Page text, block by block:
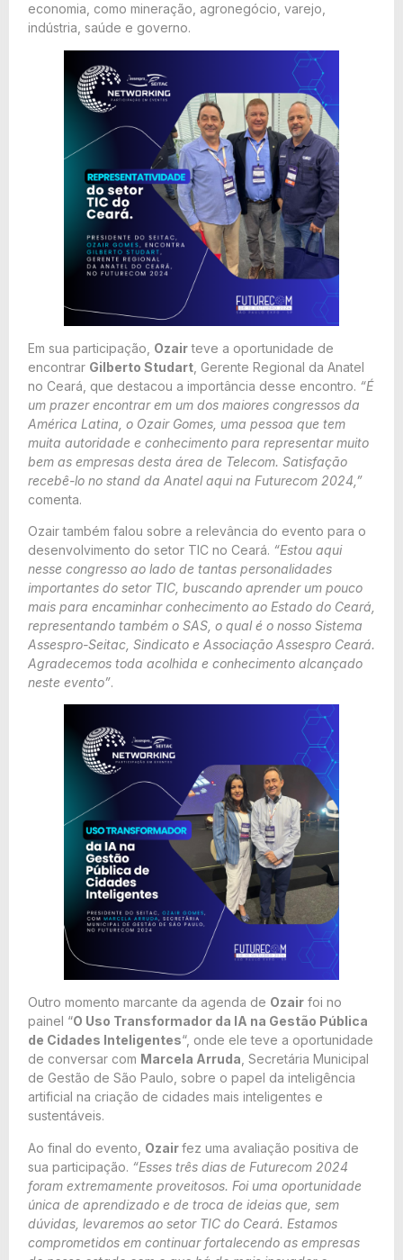
economia, como mineração, agronegócio, varejo,
indústria, saúde e governo.
Em sua participação, Ozairteve a oportunidade de
encontrar Gilberto Studart , Gerente Regional da Anatel
no Ceará, que destacou a importância desse encontro. “É
um prazer encontrar em um dos maiores congressos da
América Latina, o Ozair Gomes, uma pessoa que tem
muita autoridade e conhecimento para representar muito
bem as empresas desta área de Telecom. Satisfação
recebê-lo no stand da Anatel aqui na Futurecom 2024,”
comenta.
Ozair também falou sobre a relevância do evento para o
desenvolvimento do setor TIC no Ceará. “Estou aqui
nesse congresso ao lado de tantas personalidades
importantes do setor TIC, buscando aprender um pouco
mais para encaminhar conhecimento ao Estado do Ceará,
representando também o SAS, o qual é o nosso Sistema
Assespro-Seitac, Sindicato e Associação Assespro Ceará.
Agradecemos toda acolhida e conhecimento alcançado
neste evento”.
Outro momento marcante da agenda de Ozair foi no
painel “O Uso Transformador da IA na Gestão Pública
de Cidades Inteligentes“, onde ele teve a oportunidade
de conversar com Marcela Arruda , Secretária Municipal
de Gestão de São Paulo, sobre o papel da inteligência
artificial na criação de cidades mais inteligentes e
sustentáveis.
Ao final do evento, Ozairfez uma avaliação positiva de
sua participação. “Esses três dias de Futurecom 2024
foram extremamente proveitosos. Foi uma oportunidade
única de aprendizado e de troca de ideias que, sem
dúvidas, levaremos ao setor TIC do Ceará. Estamos
comprometidos em continuar fortalecendo as empresas